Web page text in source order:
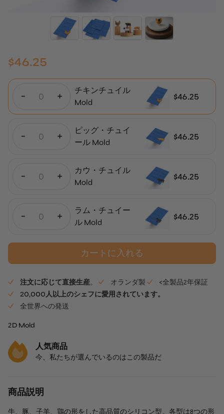
$46.25
- +
チキンチュイル
Mold
$46.25
- +
ピッグ・チュイ
ール Mold
$46.25
- +
カウ・チュイル
Mold
$46.25
- +
ラム・チュイー
ル Mold
$46.25
カートに入れる
注文に応じて直接生産。 オランダ製
<全製品2年保証
20,000人以上のシェフに愛用されています。
全世界への発送
2D Mold
人気商品
今、私たちが選んでいるのはこの製品だ
商品説明
牛、豚、子羊、鶏の形をした高品質のシリコン型。各型は8つの形